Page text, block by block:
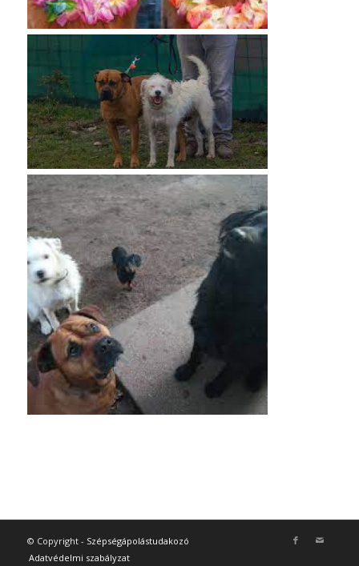
© Copyright - Szépségápolástudakozó
Adatvédelmi szabályzat